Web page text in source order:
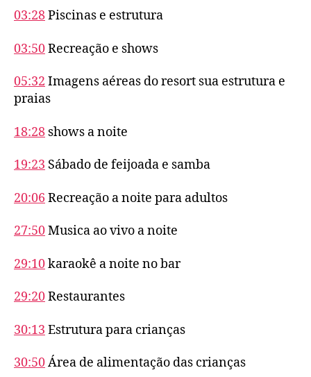
03:28Piscinas e estrutura
03:50Recreação e shows
05:32 Imagens aéreas do resort sua estrutura e
praias
18:28 shows a noite
19:23 Sábado de feijoada e samba
20:06 Recreação a noite para adultos
27:50Musica ao vivo a noite
29:10karaokê a noite no bar
29:20Restaurantes
30:13 Estrutura para crianças
30:50Área de alimentação das crianças